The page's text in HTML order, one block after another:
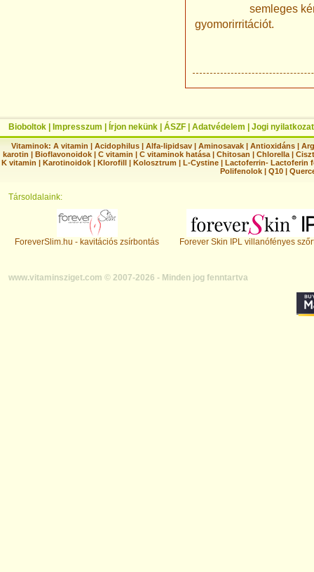
semleges
gyomorirritációt.
Bioboltok | Impresszum | Írjon nekünk | ÁSZF | Adatvédelem | Jogi nyilatkozat
Vitaminok: A vitamin |Acidophilus |Alfa-lipidsav |Aminosavak |Antioxidáns |
karotin | Bioflavonoidok | C vitamin | C vitaminok hatása | Chitosan | Chlorella |
K vitamin | Karotinoidok | Klorofill | Kolosztrum | L-Cystine | Lactoferrin- Lactoferin
Polifenolok |Q10 |
Társoldalaink:
ForeverSlim.hu - kavitációs zsírbontás Forever Skin IPL villanófényes
www.vitaminsziget.com © 2007-2026 - Minden jog fenntartva